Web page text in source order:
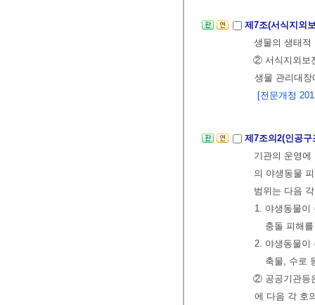
제7조(서식지외
생물의 생태적
② 서식지외보
생물 관리대
[전문개정
제7조의2(인공
기관의 운영에
의 야생동물
범위는 다음
1. 야생동물이
충돌 피해
2. 야생동물이
축물, 수로
② 공공기관등
에 다음 각 호